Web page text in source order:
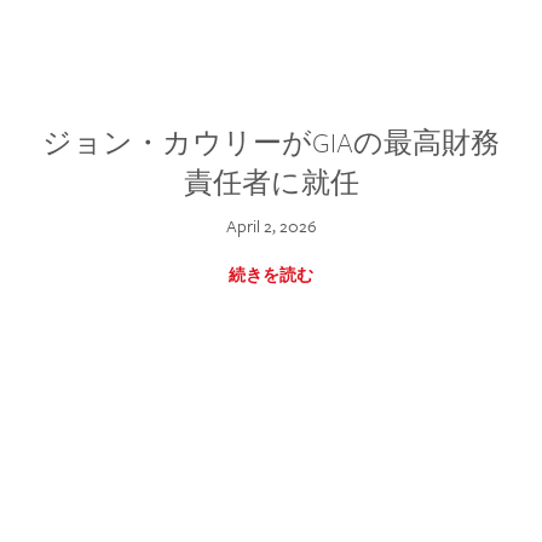
ジョン・カウリーがGIAの最高財務
責任者に就任
April 2, 2026
続きを読む